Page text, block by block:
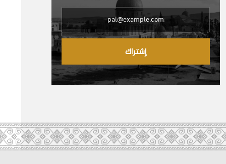
إشتراك